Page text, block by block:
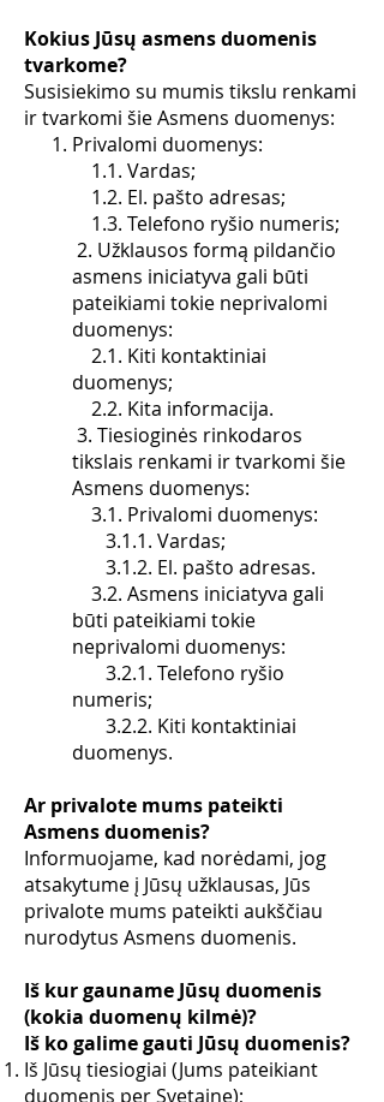
Kokius Jūsų asmens duomenis
tvarkome?
Susisiekimo su mumis tikslu renkami
ir tvarkomi šie Asmens duomenys:
Privalomi duomenys:
1.1. Vardas;
1.2. El. pašto adresas;
1.3. Telefono ryšio numeris;
2. Užklausos formą pildančio
asmens iniciatyva gali būti
pateikiami tokie neprivalomi
duomenys:
2.1. Kiti kontaktiniai
duomenys;
2.2. Kita informacija.
3. Tiesioginės rinkodaros
tikslais renkami ir tvarkomi šie
Asmens duomenys:
3.1. Privalomi duomenys:
3.1.1. Vardas;
3.1.2. El. pašto adresas.
3.2. Asmens iniciatyva gali
būti pateikiami tokie
neprivalomi duomenys:
3.2.1. Telefono ryšio
numeris;
3.2.2. Kiti kontaktiniai
duomenys.
Ar privalote mums pateikti
Asmens duomenis?
Informuojame, kad norėdami, jog
atsakytume į Jūsų užklausas, Jūs
privalote mums pateikti aukščiau
nurodytus Asmens duomenis.
Iš kur gauname Jūsų duomenis
(kokia duomenų kilmė)?
Iš ko galime gauti Jūsų duomenis?
Iš Jūsų tiesiogiai (Jums pateikiant
duomenis per Svetainę);